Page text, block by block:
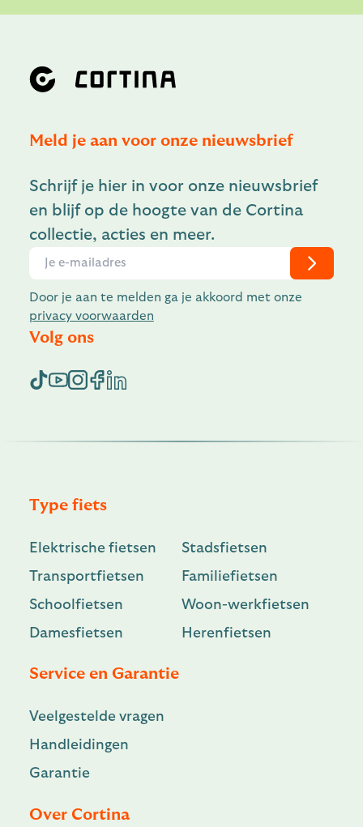
Meld je aan voor onze nieuwsbrief
Schrijf je hier in voor onze nieuwsbrief
en blijf op de hoogte van de Cortina
collectie, acties en meer.
Door je aan te melden ga je akkoord met onze
privacy voorwaarden
Volg ons
Type fiets
Elektrische fietsen
Stadsfietsen
Transportfietsen
Familiefietsen
Schoolfietsen
Woon-werkfietsen
Damesfietsen
Herenfietsen
Service en Garantie
Veelgestelde vragen
Handleidingen
Garantie
Over Cortina